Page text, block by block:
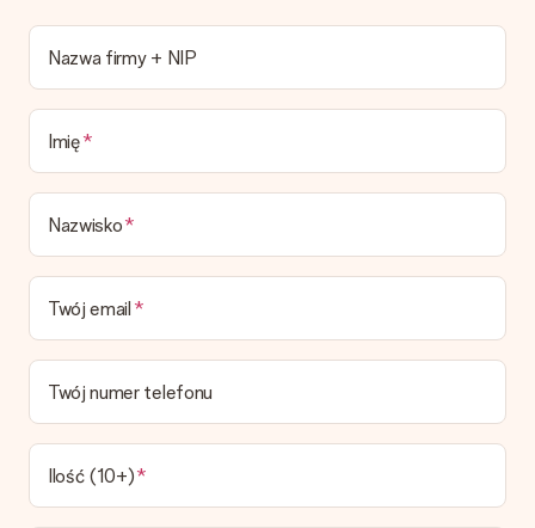
Czy mój prezent będzie zapakowany?
Obecnie nie mamy (jeszcze) usługi pakowania prezentów do
owijania prezentów. Dostarczamy nasze prezenty w fajnym
pudełku, ewentualnie możesz dokupić kopertę lub pudełko
prezentowe.
Czas dostawy, opcje dostawy oraz koszty
dostawy
stronie produktu pokazujemy najbardziej prawdopodobną
datę doręczenia w momencie składania zamówienia.
Jaki jest czas dostawy i kiedy otrzymam mój prezent?
Przewidywany czas dostawy można znaleźć na stronie
produktu.
Jakie opcje dostawy mogę wybrać?
W koszyku zamówień mamy kilka opcji dostawy. Termin
pokazany na stronie produktu odnosi się do najtańszej i
najwolniejszej formy wysyłki.
Nazwa firmy + NIP
Imię
Nazwisko
Twój email
Twój numer telefonu
Ilość (10+)